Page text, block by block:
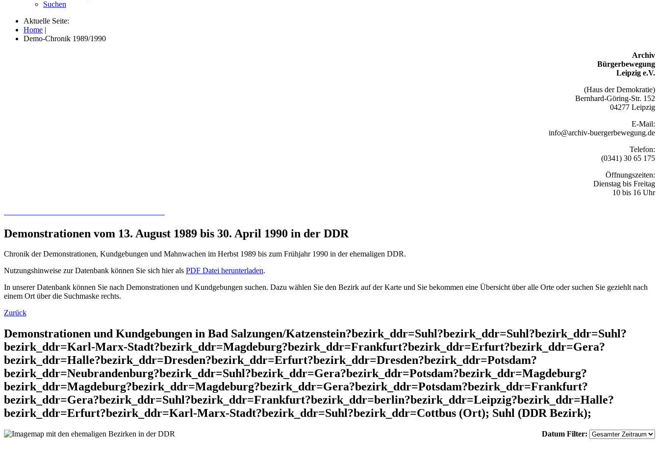
Suchen
Aktuelle Seite:
Home |
Demo-Chronik 1989/1990
Archiv
Bürgerbewegung
Leipzig e.V.
(Haus der Demokratie)
Bernhard-Göring-Str. 152
04277 Leipzig
E-Mail:
info@archiv-buergerbewegung.de
Telefon:
(0341) 30 65 175
Öffnungszeiten:
Dienstag bis Freitag
10 bis 16 Uhr
Demonstrationen vom 13. August 1989 bis 30. April 1990 in der DDR
Chronik der Demonstrationen, Kundgebungen und Mahnwachen im Herbst 1989 bis zum Frühjahr 1990 in der ehemaligen DDR.
Nutzungshinweise zur Datenbank können Sie sich hier als PDF Datei herunterladen.
In unserer Datenbank können Sie nach Demonstrationen und Kundgebungen suchen. Dazu wählen Sie den Bezirk auf der Karte und Sie bekommen eine Übersicht über alle Orte oder suchen Sie geziehlt nach
einem Ort über die Suchmaske rechts.
Zurück
Demonstrationen und Kundgebungen in Bad Salzungen/Katzenstein?bezirk_ddr=Suhl?bezirk_ddr=Suhl?bezirk_ddr=Suhl?
bezirk_ddr=Karl-Marx-Stadt?bezirk_ddr=Magdeburg?bezirk_ddr=Frankfurt?bezirk_ddr=Erfurt?bezirk_ddr=Gera?
bezirk_ddr=Halle?bezirk_ddr=Dresden?bezirk_ddr=Erfurt?bezirk_ddr=Dresden?bezirk_ddr=Potsdam?
bezirk_ddr=Neubrandenburg?bezirk_ddr=Suhl?bezirk_ddr=Gera?bezirk_ddr=Potsdam?bezirk_ddr=Magdeburg?
bezirk_ddr=Magdeburg?bezirk_ddr=Magdeburg?bezirk_ddr=Gera?bezirk_ddr=Potsdam?bezirk_ddr=Frankfurt?
bezirk_ddr=Gera?bezirk_ddr=Suhl?bezirk_ddr=Frankfurt?bezirk_ddr=berlin?bezirk_ddr=Leipzig?bezirk_ddr=Halle?
bezirk_ddr=Erfurt?bezirk_ddr=Karl-Marx-Stadt?bezirk_ddr=Suhl?bezirk_ddr=Cottbus (Ort); Suhl (DDR Bezirk);
Datum Filter: